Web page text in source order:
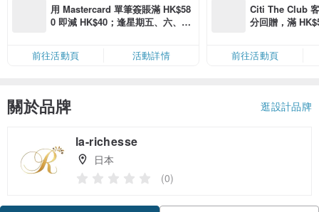
用 Mastercard 單筆簽賬滿 HK$58
0 即減 HK$40；逢星期五、六、日
卡」結帳）
前往活動頁 活動詳情
Citi The Club
分回贈，滿
前往活動頁
關於品牌 逛設計品牌
la-richesse
日本
(0)